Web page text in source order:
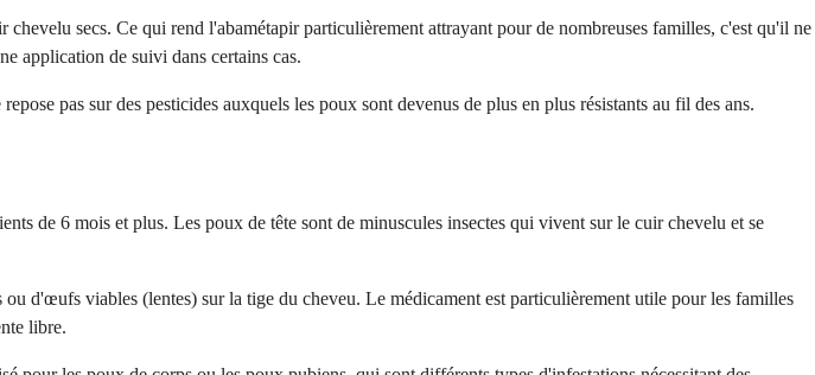
secs. Ce qui rend l'abamétapir particulièrement attrayant pour de nombreuses familles, c'est qu'il ne
application de suivi dans certains cas.
pas sur des pesticides auxquels les poux sont devenus de plus en plus résistants au fil des ans.
de 6 mois et plus. Les poux de tête sont de minuscules insectes qui vivent sur le cuir chevelu et se
d'œufs viables (lentes) sur la tige du cheveu. Le médicament est particulièrement utile pour les familles
libre.